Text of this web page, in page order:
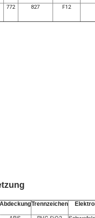
772 827 F12
AbdeckungTrennzeichen